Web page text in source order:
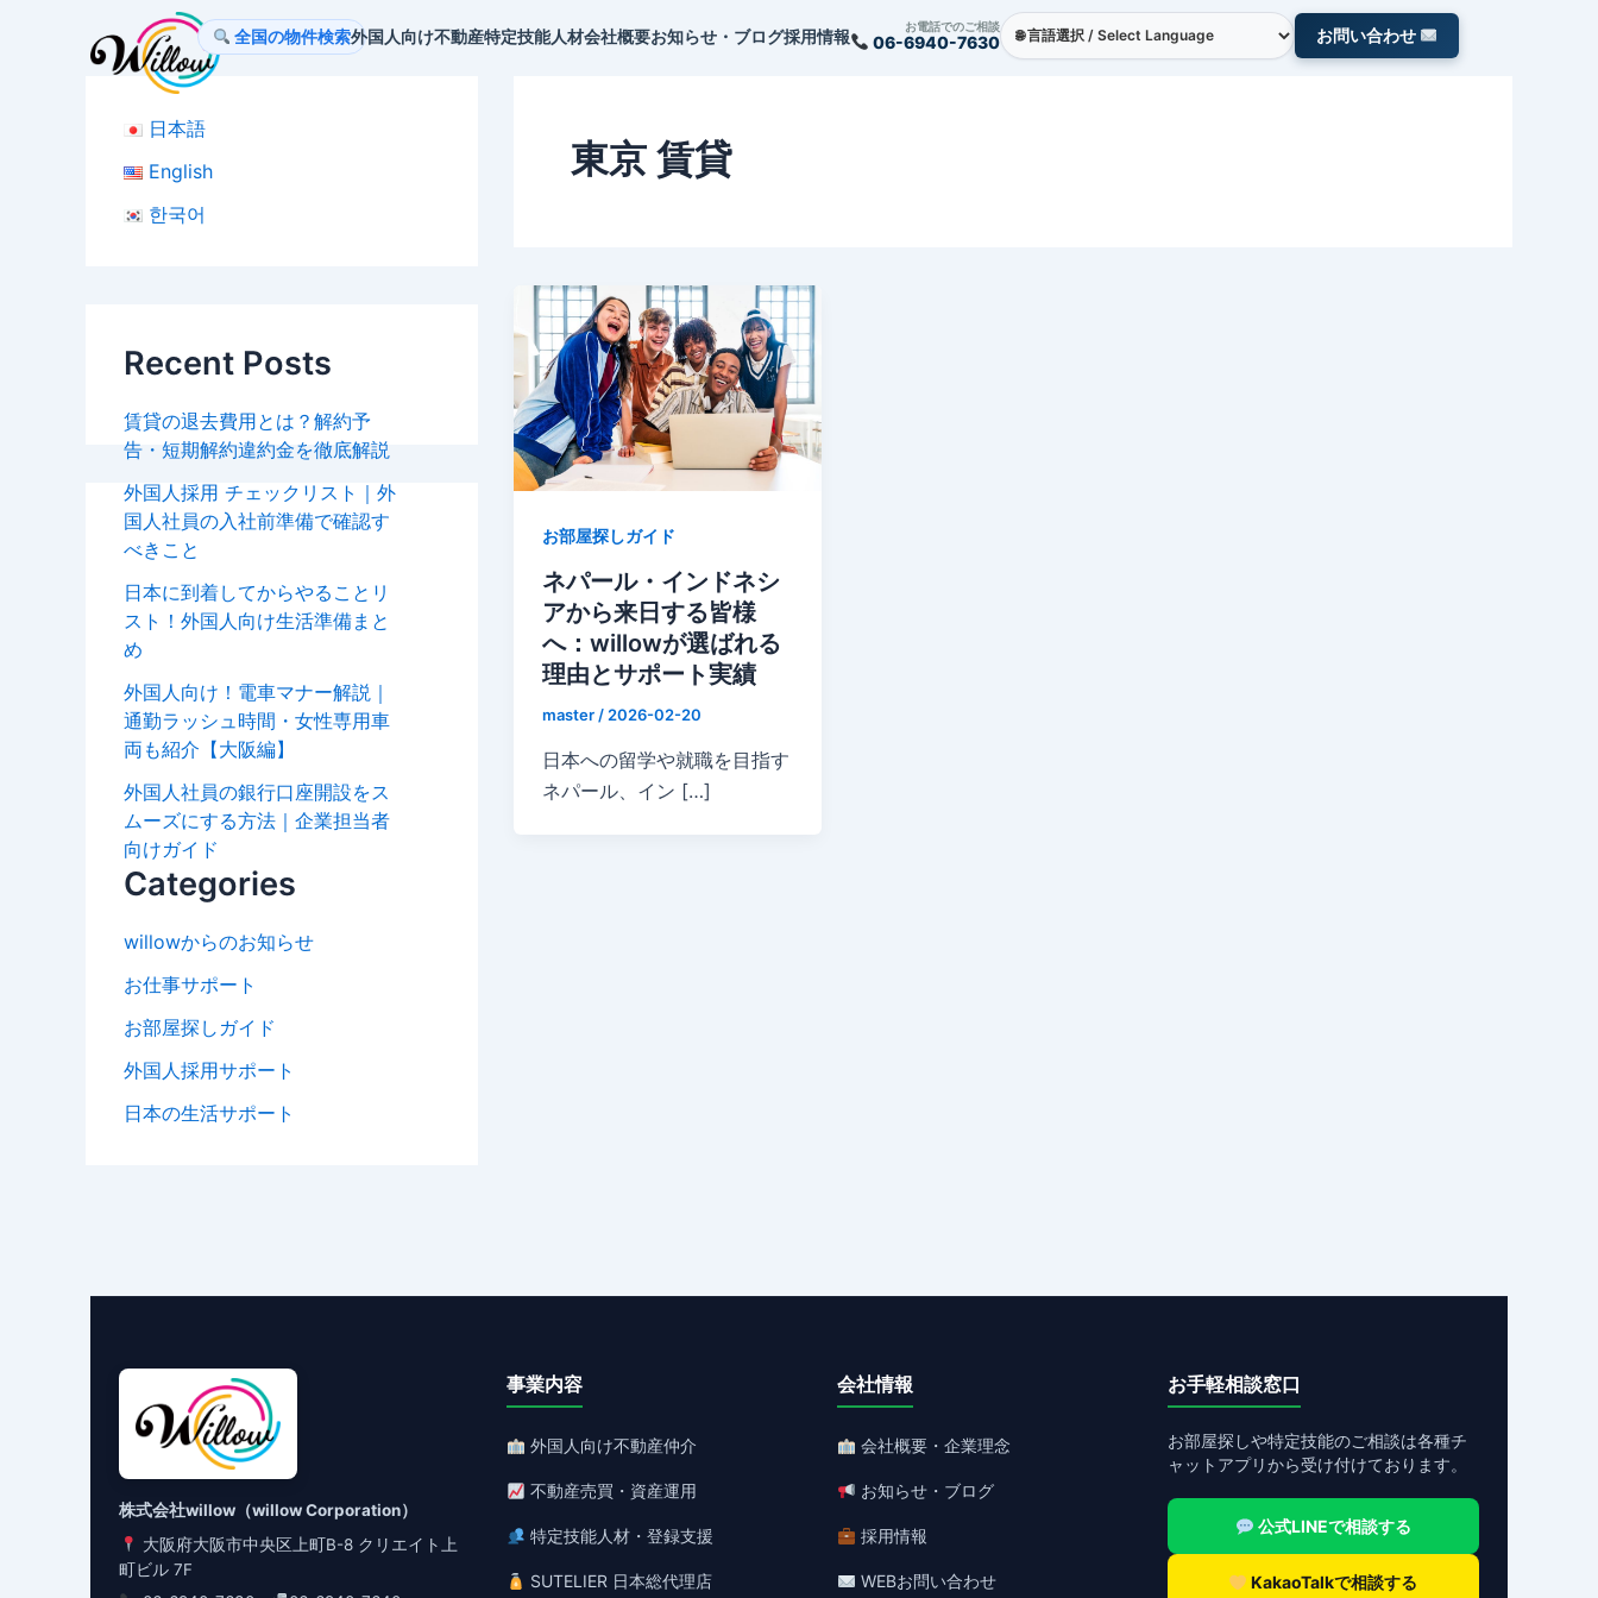
全国の物件検索外国人向け不動産特定技能人材会社概要お知らせ・ブログ採用情報
お電話でのご相談
06-6940-7630 お問い合わせ
日本語
English
한국어
Recent Posts
賃貸の退去費用とは？解約予
告・短期解約違約金を徹底解説
外国人採用 チェックリスト｜外
国人社員の入社前準備で確認す
べきこと
日本に到着してからやることリ
スト！外国人向け生活準備まと
め
外国人向け！電車マナー解説｜
通勤ラッシュ時間・女性専用車
両も紹介【大阪編】
外国人社員の銀行口座開設をス
ムーズにする方法｜企業担当者
向けガイド
Categories
willowからのお知らせ
お仕事サポート
お部屋探しガイド
外国人採用サポート
日本の生活サポート
東京 賃貸
お部屋探しガイド
ネパール・インドネシ
アから来日する皆様
へ：willowが選ばれる
理由とサポート実績
master / 2026-02-20
日本への留学や就職を目指す
ネパール、イン […]
株式会社willow（willow Corporation）
大阪府大阪市中央区上町B-8 クリエイト上
町ビル 7F
事業内容
外国人向け不動産仲介
不動産売買・資産運用
特定技能人材・登録支援
SUTELIER 日本総代理店
会社情報
会社概要・企業理念
お知らせ・ブログ
採用情報
WEBお問い合わせ
お手軽相談窓口
お部屋探しや特定技能のご相談は各種チ
ャットアプリから受け付けております。
公式LINEで相談する
KakaoTalkで相談する